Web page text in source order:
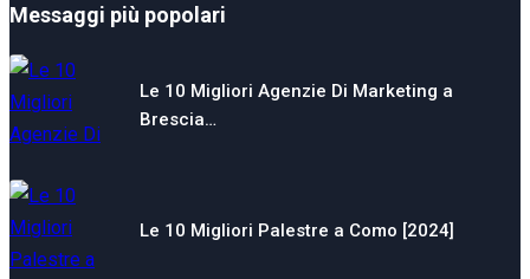
Messaggi più popolari
Le 10 Migliori Agenzie Di Marketing a
Brescia…
Le 10 Migliori Palestre a Como [2024]